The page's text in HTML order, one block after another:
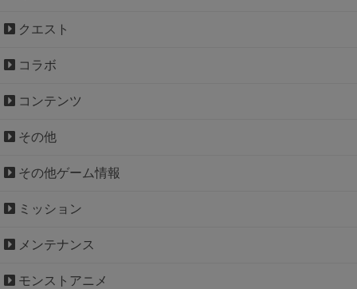
クエスト
コラボ
コンテンツ
その他
その他ゲーム情報
ミッション
メンテナンス
モンストアニメ